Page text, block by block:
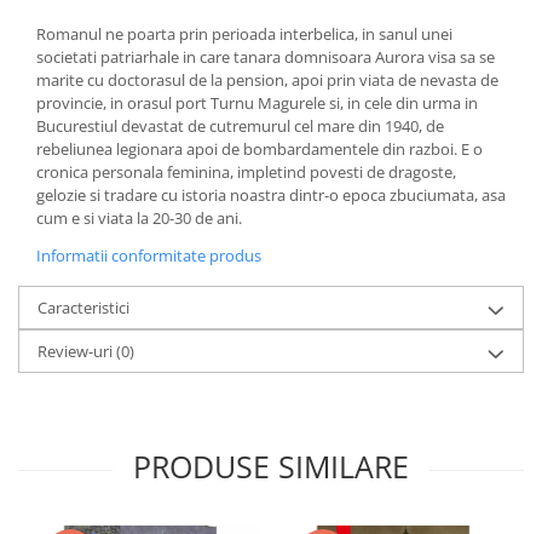
Romanul ne poarta prin perioada interbelica, in sanul unei
societati patriarhale in care tanara domnisoara Aurora visa sa se
marite cu doctorasul de la pension, apoi prin viata de nevasta de
provincie, in orasul port Turnu Magurele si, in cele din urma in
Bucurestiul devastat de cutremurul cel mare din 1940, de
rebeliunea legionara apoi de bombardamentele din razboi. E o
cronica personala feminina, impletind povesti de dragoste,
gelozie si tradare cu istoria noastra dintr-o epoca zbuciumata, asa
cum e si viata la 20-30 de ani.
Informatii conformitate produs
Caracteristici
Review-uri(0)
PRODUSE SIMILARE